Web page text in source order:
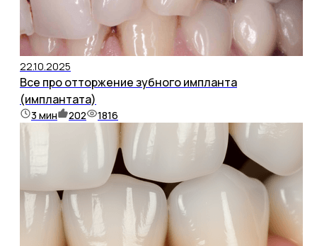
22.10.2025
Все про отторжение зубного импланта
(имплантата)
3 мин 202 1816